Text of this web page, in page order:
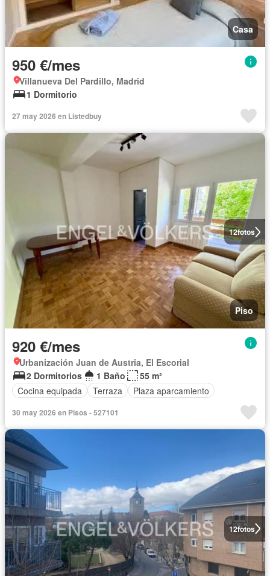
Casa
950 €/mes
Villanueva Del Pardillo, Madrid
1 Dormitorio
27 may 2026 en Listedbuy
12fotos
Piso
920 €/mes
Urbanización Juan de Austria, El Escorial
2 Dormitorios
1 Baño
55 m²
Cocina equipada
Terraza Plaza aparcamiento
30 may 2026 en Pisos - 527101
12fotos